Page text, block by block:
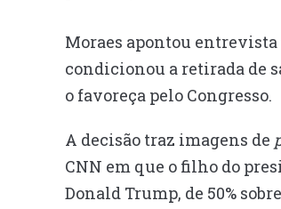
Moraes apontou
condicionou a retirada de
o favoreça pelo Congresso.
A decisão traz imagens de
CNN em que o filho do
Donald Trump, de 50%